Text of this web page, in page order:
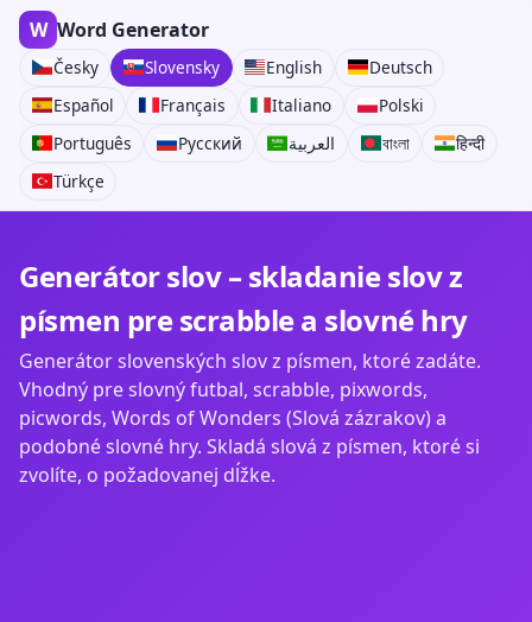
W Word Generator
Česky Slovensky English
Deutsch
Español
Français Italiano
Polski
Português
Русский العربية বাংলা
हिन्दी
Türkçe
Generátor slov – skladanie slov z
písmen pre scrabble a slovné hry
Generátor slovenských slov z písmen, ktoré zadáte.
Vhodný pre slovný futbal, scrabble, pixwords,
picwords, Words of Wonders (Slová zázrakov) a
podobné slovné hry. Skladá slová z písmen, ktoré si
zvolíte, o požadovanej dĺžke.